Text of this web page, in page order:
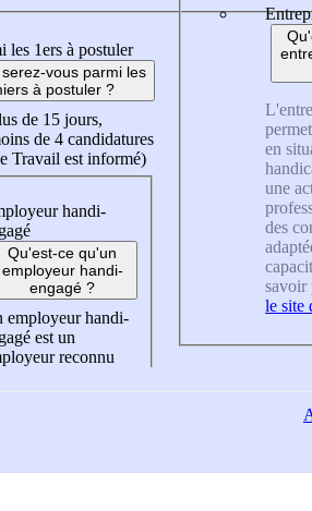
les 1ers à postuler
vous parmi les
à postuler ?
de 15 jours,
de 4 candidatures
Travail est informé)
handi-
Qu'est-ce qu'un
employeur handi-
engagé ?
employeur handi-
est un
reconnu
en
une
des
savoir
le site